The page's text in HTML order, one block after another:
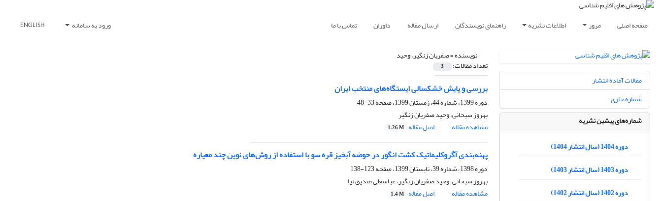
صفحه اصلی مرور اطلاعات نشریه راهنمای نویسندگان ارسال مقاله داوران تماس با ما ورود به سامانه ENGLISH
نویسنده =صفریان زنگیر، وحید
تعداد مقالات: 3
بررسی و پایش خشکسالی ایستگاه‌های منتخب ایران
دوره 1399، شماره 44، زمستان 1399، صفحه
33-48
بهروز سبحانی، وحید صفریان زنگیر
مشاهده مقاله
اصل مقاله 1.26 M
پهنه‌بندی آگروکلیماتیک کشت انگور در حوضه آبخیز قره سو با استفاده از روش‌های نوین چند معیاره
دوره 1398، شماره 39، تابستان 1399، صفحه
123-138
بهروز سبحانی، وحید صفریان زنگیر، عباسعلی صدیق نیا
مشاهده مقاله
اصل مقاله 1.4 M
مقالات آماده انتشار
شماره جاری
شماره‌های پیشین نشریه
دوره 1404 (سال انتشار 1404)
دوره 1403 (سال انتشار 1403)
دوره 1402 (سال انتشار 1402)